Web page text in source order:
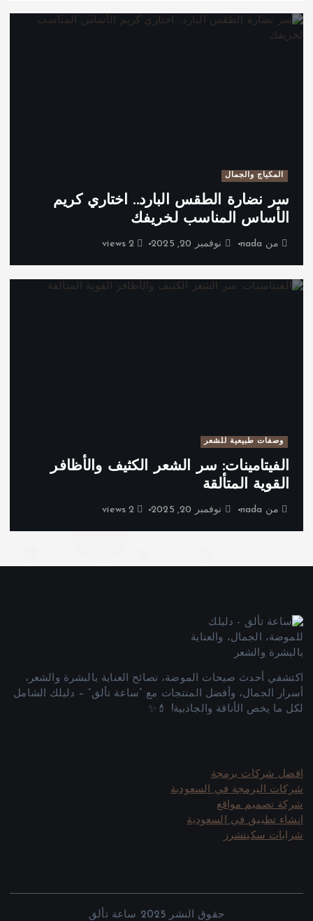
المكياج والجمال
سر نضارة الطقس البارد.. اختاري كريم
الأساس المناسب لخريفك
من nada نوفمبر 20, 2025 2 views
وصفات طبيعية للشعر
الفيتامينات: سر الشعر الكثيف والأظافر
القوية المتألقة
من nada نوفمبر 20, 2025 2 views
اكتشفي أحدث صيحات الموضة، نصائح العناية بالبشرة والشعر،
أسرار الجمال، وأفضل المنتجات مع “ساعة تألق” – دليلك الشامل
لكل ما يخص الأناقة والجاذبية! 💄✨
افضل شركات برمجة
شركات البرمجة في السعودية
شركة تصميم مواقع
انشاء تطبيق في السعودية
شرابات سكيتشرز
حقوق النشر 2025 ساعة تألق